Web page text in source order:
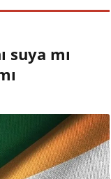
suya mı